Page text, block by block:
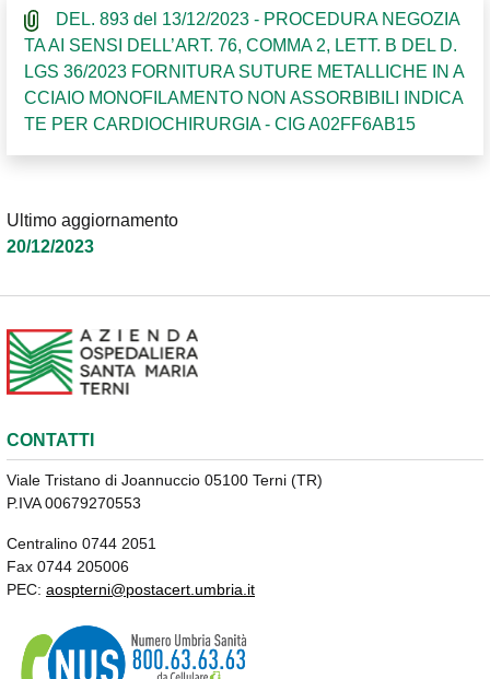
DEL. 893 del 13/12/2023 - PROCEDURA NEGOZIA
TA AI SENSI DELL’ART. 76, COMMA 2, LETT. B DEL D.
LGS 36/2023 FORNITURA SUTURE METALLICHE IN A
CCIAIO MONOFILAMENTO NON ASSORBIBILI INDICA
TE PER CARDIOCHIRURGIA - CIG A02FF6AB15
Ultimo aggiornamento
20/12/2023
CONTATTI
Viale Tristano di Joannuccio 05100 Terni (TR)
P.IVA 00679270553
Centralino 0744 2051
Fax 0744 205006
PEC: aospterni@postacert.umbria.it